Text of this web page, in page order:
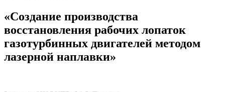
«Создание производства
восстановления рабочих лопаток
газотурбинных двигателей методом
лазерной наплавки»